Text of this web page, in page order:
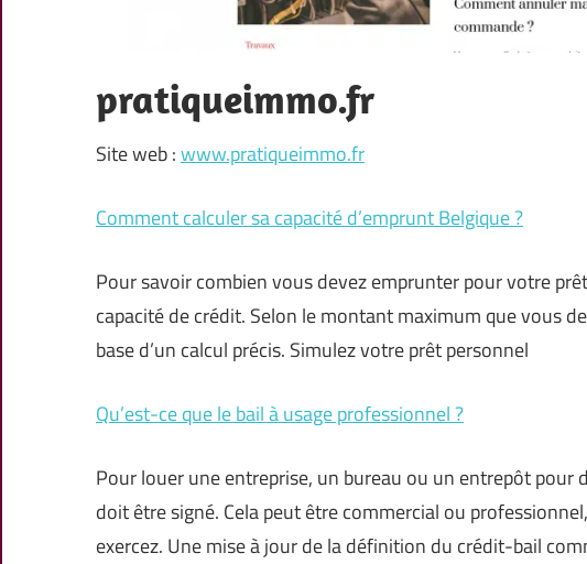
pratiqueimmo.fr
Site web :www.pratiqueimmo.fr
Comment calculer sa capacité d’emprunt Belgique ?
Pour savoir combien vous devez emprunter pour votre
capacité de crédit. Selon le montant maximum que vous
base d’un calcul précis. Simulez votre prêt personnel
Qu’est-ce que le bail à usage professionnel ?
Pour louer une entreprise, un bureau ou un entrepôt
doit être signé. Cela peut être commercial ou
exercez. Une mise à jour de la définition du crédit-bail